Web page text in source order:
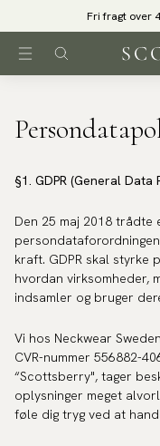
Fri fragt over
§1. GDPR (General
Den 25 maj 2018 trådte
persondataforordningen
kraft. GDPR skal
hvordan virksomheder,
indsamler og bruger
Vi hos Neckwear
CVR-nummer 556882-
“Scottsberry", tager
oplysninger meget
føle dig tryg ved at